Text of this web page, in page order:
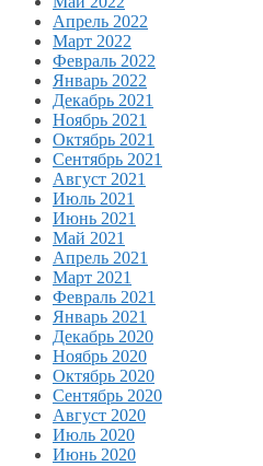
Апрель 2022
Март 2022
Февраль 2022
Январь 2022
Декабрь 2021
Ноябрь 2021
Октябрь 2021
Сентябрь 2021
Август 2021
Июль 2021
Июнь 2021
Май 2021
Апрель 2021
Март 2021
Февраль 2021
Январь 2021
Декабрь 2020
Ноябрь 2020
Октябрь 2020
Сентябрь 2020
Август 2020
Июль 2020
Июнь 2020